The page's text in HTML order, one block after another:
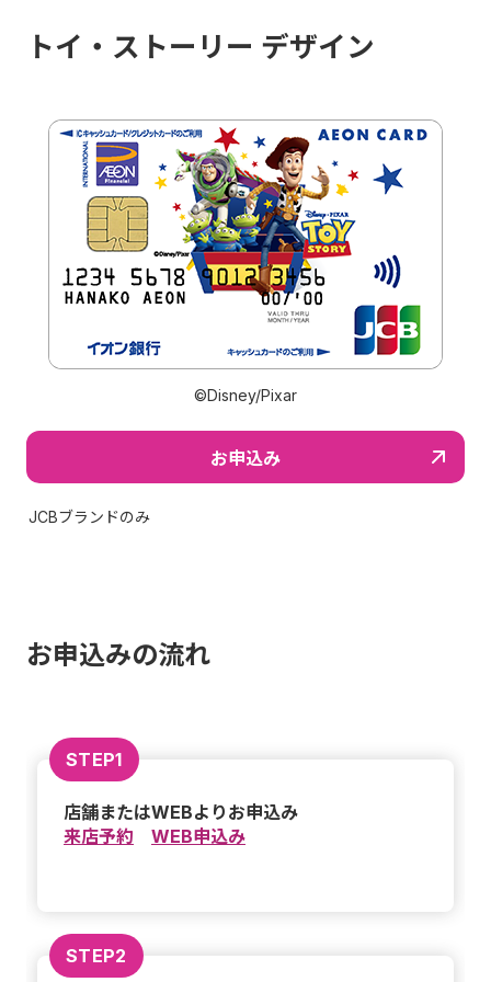
トイ・ストーリー デザイン
©Disney/Pixar
お申込み
JCBブランドのみ
お申込みの流れ
STEP1
店舗またはWEBよりお申込み
来店予約
WEB申込み
STEP2